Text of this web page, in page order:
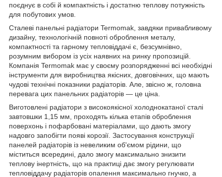
поєднує в собі й компактність і достатню теплову потужність
для побутових умов.
Сталеві панельні радіатори Termomak, завдяки привабливому
дизайну, технологічній повноті оброблення металу,
компактності та гарному тепловіддачі є, безсумнівно,
розумним вибором із усіх наявних на ринку пропозицій.
Компанія Termomak має у своєму розпорядженні всі необхідні
інструменти для виробництва якісних, довговічних, що мають
чудові технічні показники радіаторів. Але, звісно ж, головна
перевага цих панельних радіаторів — це ціна.
Виготовлені радіатори з високоякісної холоднокатаної сталі
завтовшки 1,15 мм, проходять кілька етапів оброблення
поверхонь і пофарбовані матеріалами, що дають змогу
надовго запобігти появі корозії. Застосування конструкції
панелей радіаторів із невеликим об'ємом рідини, що
міститься всередині, дало змогу максимально знизити
теплову інертність, що на практиці дає змогу регулювати
тепловіддачу радіаторів опалення максимально гнучко, а